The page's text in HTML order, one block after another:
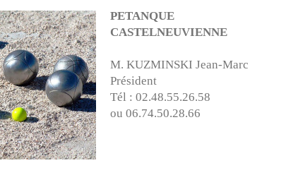
PETANQUE
CASTELNEUVIENNE
M. KUZMINSKI Jean-Marc
Président
Tél : 02.48.55.26.58
ou 06.74.50.28.66